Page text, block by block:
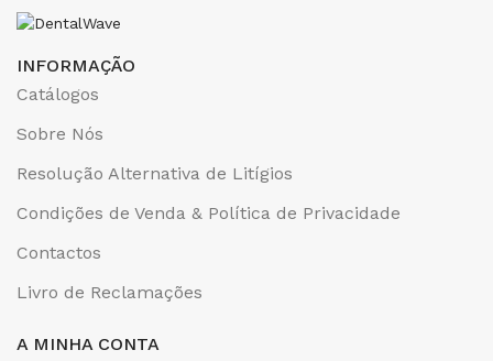
INFORMAÇÃO
Catálogos
Sobre Nós
Resolução Alternativa de Litígios
Condições de Venda & Política de Privacidade
Contactos
Livro de Reclamações
A MINHA CONTA